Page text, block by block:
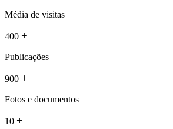
Média de visitas
400 +
Publicações
900 +
Fotos e documentos
10 +